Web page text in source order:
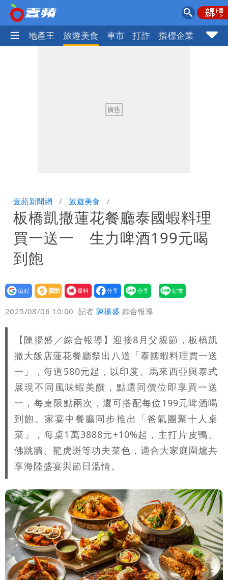
技 地產王 旅遊美食 車市 打詐 指標企業 壹蘋
壹蘋新聞網 旅遊美食
板橋凱撒蓮花餐廳泰國蝦料理
買一送一 生力啤酒199元喝
到飽
設為
贊助
我要
爆料
2025/08/06 10:00 記者陳揚盛 綜合報導
【陳揚盛／綜合報導】迎接8月父親節，板橋凱
撒大飯店蓮花餐廳祭出八道「泰國蝦料理買一送
一」，每道580元起，以印度、馬來西亞與泰式
展現不同風味蝦美饌，點選同價位即享買一送
一，每桌限點兩次，還可搭配每位199元啤酒喝
到飽。家宴中餐廳同步推出「爸氣團聚十人桌
菜」，每桌1萬3888元+10%起，主打片皮鴨、
佛跳牆、龍虎斑等功夫菜色，適合大家庭圍爐共
享海陸盛宴與節日溫情。